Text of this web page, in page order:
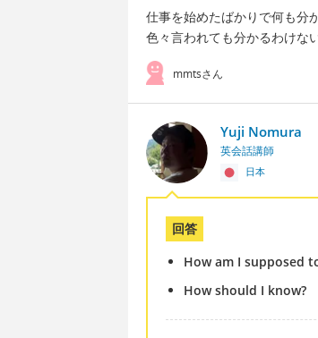
仕事を始めたばかりで何も分
色々言われても分かるわけな
mmtsさん
Yuji Nomura
英会話講師
日本
回答
How am I supposed
How should I know?